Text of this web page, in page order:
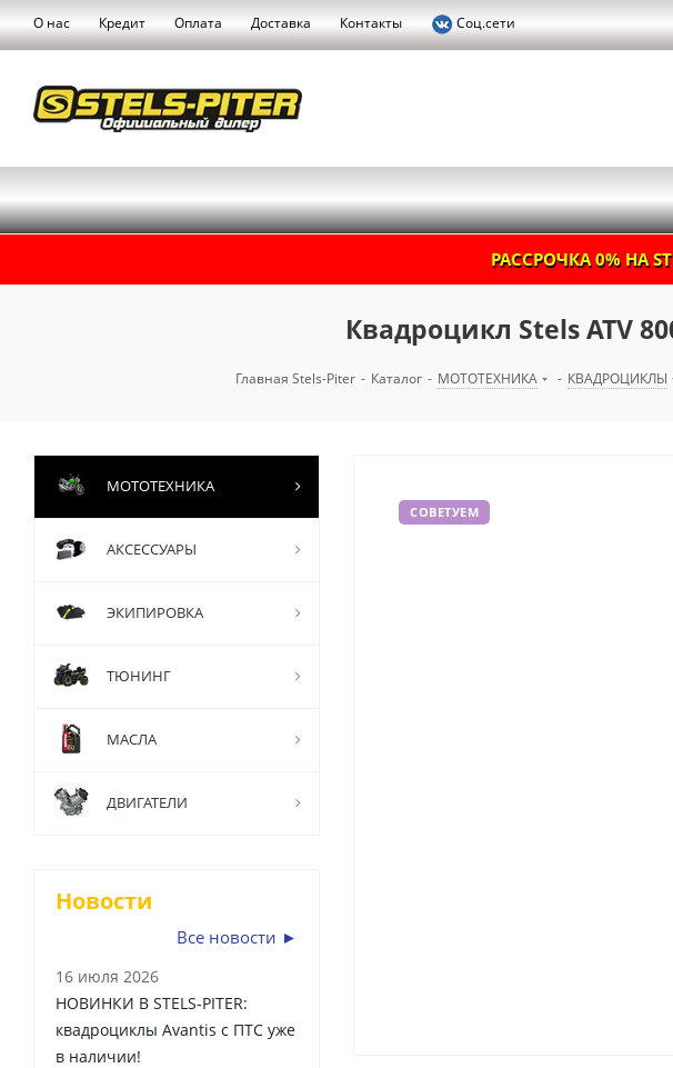
О нас Кредит Оплата Доставка Контакты Соц.сети
РАССРОЧКА 0% НА
Квадроцикл Stels ATV
Главная Stels-Piter - Каталог - МОТОТЕХНИКА - КВАДРОЦИКЛЫ
СОВЕТУЕМ
МОТОТЕХНИКА
АКСЕССУАРЫ
ЭКИПИРОВКА
ТЮНИНГ
МАСЛА
ДВИГАТЕЛИ
Новости
Все новости ►
16 июля 2026
НОВИНКИ В STELS-PITER:
квадроциклы Avantis с ПТС уже
в наличии!